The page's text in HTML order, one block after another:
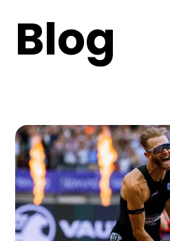
Blog